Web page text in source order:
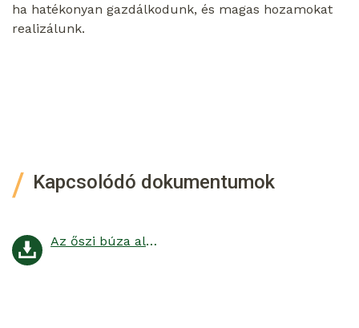
ha hatékonyan gazdálkodunk, és magas hozamokat
realizálunk.
Kapcsolódó dokumentumok
Az őszi búza alaptrágyázása